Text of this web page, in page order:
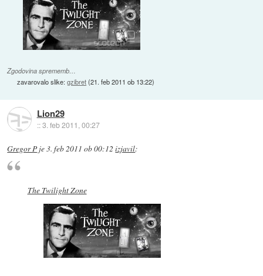
Zgodovina sprememb…
zavarovalo slike:gzibret(21. feb 2011 ob 13:22)
Lion29
::3. feb 2011, 00:27
Gregor P je3. feb 2011 ob 00:12 izjavil:
The Twilight Zone